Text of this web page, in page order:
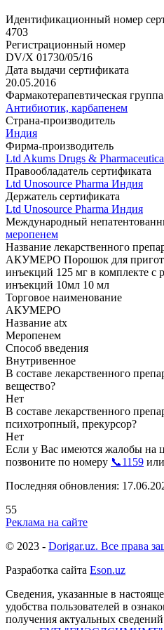
Идентификационный номер
4703
Регистрационный номер
DV/X 01730/05/16
Дата выдачи сертификата
20.05.2016
Фармакотерапевтическая группа
Антибиотик, карбапенем
Страна-производитель
Индия
Фирма-производитель
Ltd Akums Drugs &
Правообладатель сертификата
Ltd Unosource Pharma Индия
Держатель сертификата
Ltd Unosource Pharma Индия
Международный
меропенем
Название лекарственного
АКУМЕРО Порошок для
инъекций 125 мг в комплекте с
инъекций 10мл 10 мл
Торговое наименование
АКУМЕРО
Название atx
Меропенем
Способ введения
Внутривенное
В составе лекарственного
вещество?
Нет
В составе лекарственного
психотропный, прекурсор?
Нет
Если у Вас имеются жалобы на
позвоните по номеру 📞1159 или
Последняя обновления:
55
Реклама на сайте
© 2023 - Dorigar.uz. Все права
Разработка сайта Eson.uz
Сведения, указанные в
удобства пользователей в
получения актуальных